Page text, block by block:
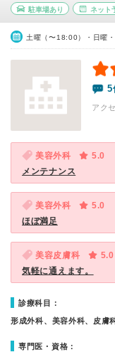
駐車場あり ネット
土曜（〜18:00）・日曜・
5
アク
美容外科
5.0
メンテナンス
美容外科
5.0
ほぼ満足
美容皮膚科
5.0
気軽に通えます。
診療科目：
形成外科、美容外科、皮膚
専門医・資格：